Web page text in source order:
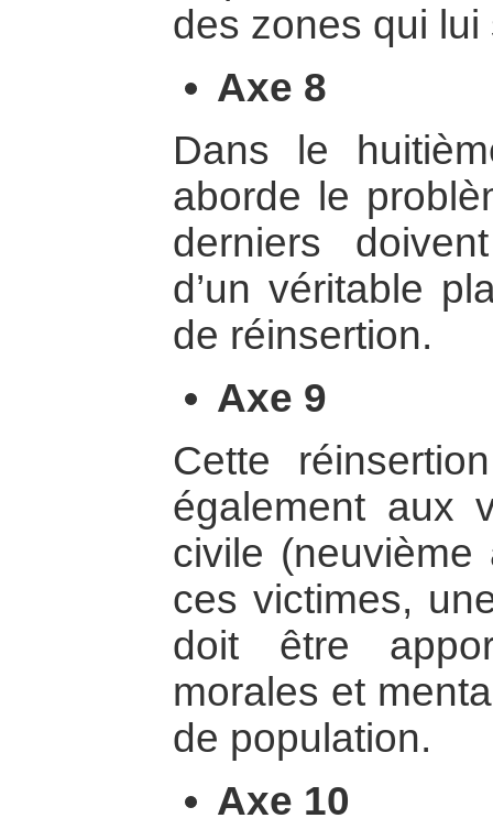
des zones qui
Axe 8
Dans le
aborde le
derniers
d’un véritable
de réinsertion.
Axe 9
Cette
également aux
civile
ces victimes,
doit être
morales et
de population.
Axe 10